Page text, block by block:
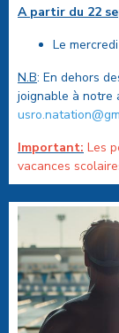
A partir du 22
Le
N.B: En dehors
joignable à notre
Important: Les
vacances